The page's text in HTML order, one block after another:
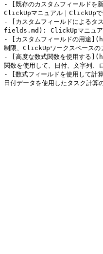
- [既存のカスタムフィー
ClickUpマニュアル｜ClickUpで
- [カスタムフィールドによ
fields.md): ClickUpマニュアル｜
- [カスタムフィールドの用
制限、ClickUpワークスペースの
- [高度な数式関数を使用す
関数を使用して、日付、文字列、
- [数式フィールドを使用し